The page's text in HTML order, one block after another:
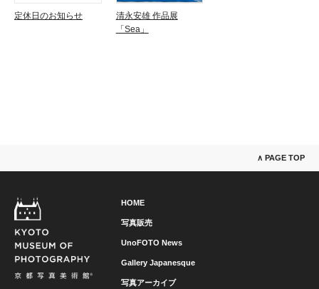
定休日のお知らせ
清永安雄 作品展
「Sea」
∧ PAGE TOP
HOME
写真販売
UnoFOTO News
Gallery Japanesque
写真アーカイブ